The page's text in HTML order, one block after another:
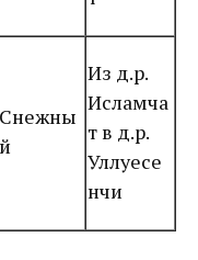
Снежны
й
Из д.р.
Исламча
т в д.р.
Уллуесе
нчи